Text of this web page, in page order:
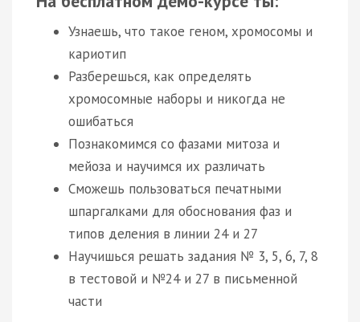
Узнаешь, что такое геном, хромосомы и
кариотип
Разберешься, как определять
хромосомные наборы и никогда не
ошибаться
Познакомимся со фазами митоза и
мейоза и научимся их различать
Сможешь пользоваться печатными
шпаргалками для обоснования фаз и
типов деления в линии 24 и 27
Научишься решать задания № 3, 5, 6, 7, 8
в тестовой и №24 и 27 в письменной
части